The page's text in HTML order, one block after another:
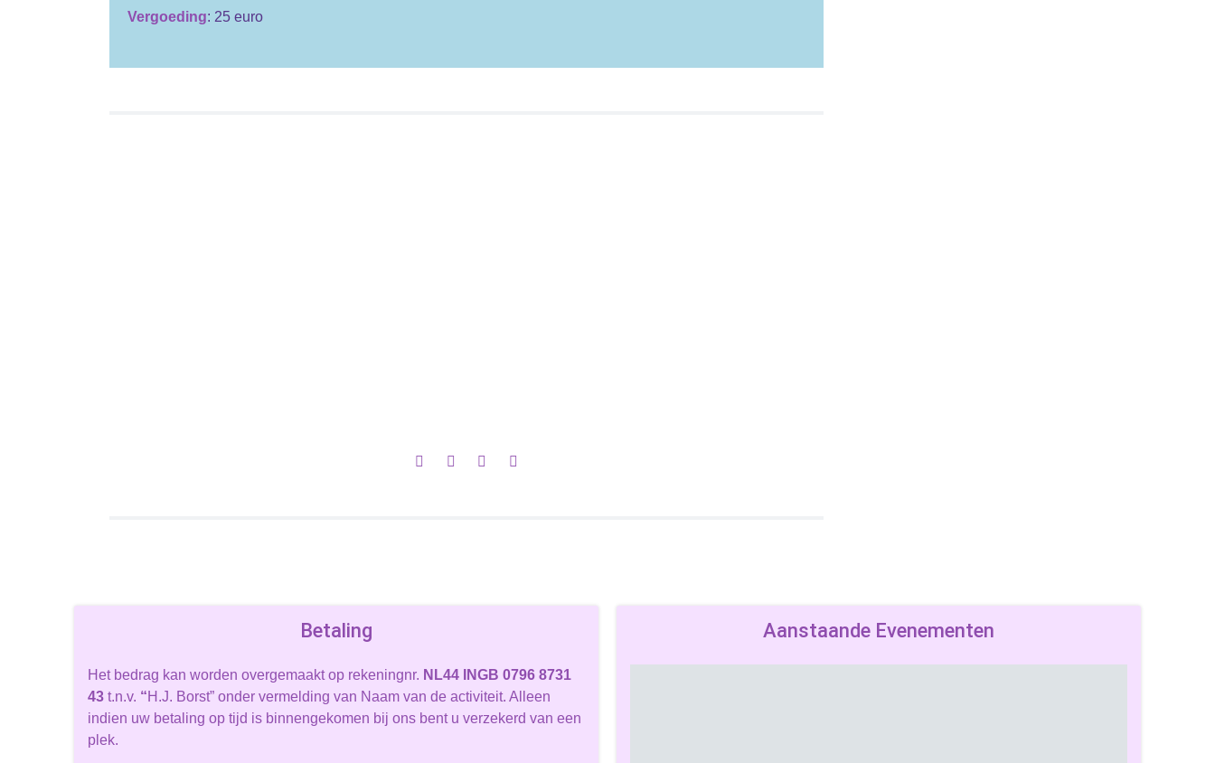
Vergoeding: 25 euro
Betaling
Het bedrag kan worden overgemaakt op rekeningnr. NL44 INGB 0796 8731
43 t.n.v. “H.J. Borst” onder vermelding van Naam van de activiteit. Alleen
indien uw betaling op tijd is binnengekomen bij ons bent u verzekerd van een
plek.
Aanstaande Evenementen